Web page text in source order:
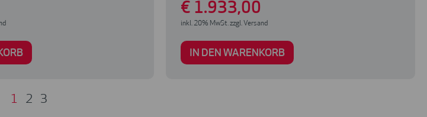
€ 1.933,00
inkl. 20% MwSt. zzgl. Versand
IN DEN WARENKORB
1 2 3